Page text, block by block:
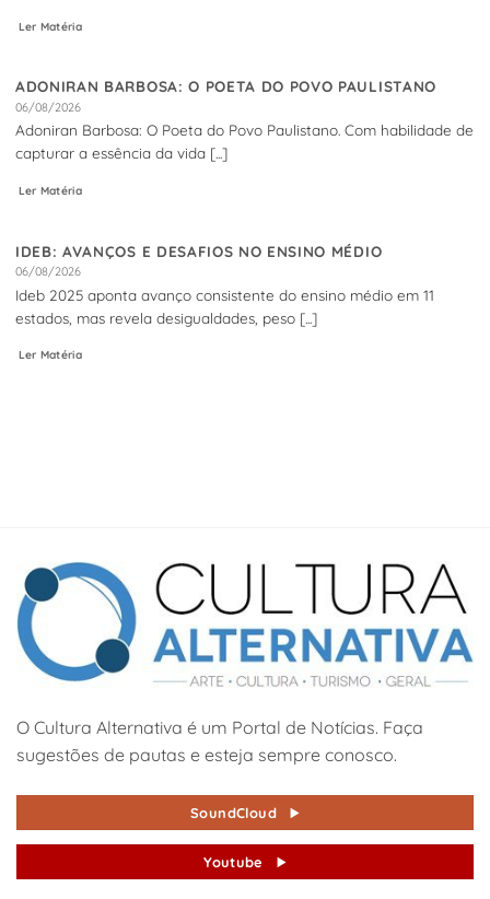
Ler Matéria
ADONIRAN BARBOSA: O POETA DO POVO PAULISTANO
06/08/2026
Adoniran Barbosa: O Poeta do Povo Paulistano. Com habilidade de
capturar a essência da vida [...]
Ler Matéria
IDEB: AVANÇOS E DESAFIOS NO ENSINO MÉDIO
06/08/2026
Ideb 2025 aponta avanço consistente do ensino médio em 11
estados, mas revela desigualdades, peso [...]
Ler Matéria
O Cultura Alternativa é um Portal de Notícias. Faça
sugestões de pautas e esteja sempre conosco.
SoundCloud
Youtube